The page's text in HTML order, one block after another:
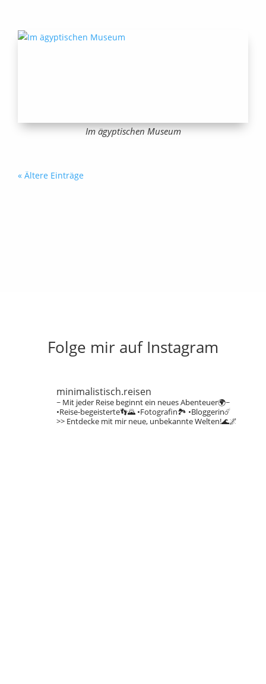
Im ägyptischen Museum
« Ältere Einträge
Folge mir auf Instagram
minimalistisch.reisen
~ Mit jeder Reise beginnt ein neues Abenteuer🌍~
•Reise-begeisterte👣🌄•Fotografin🏞️ •Bloggerin☄️
>> Entdecke mit mir neue, unbekannte Welten!🌊🌌